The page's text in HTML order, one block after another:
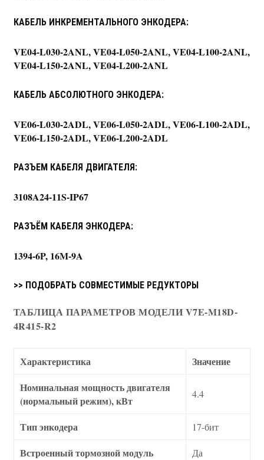
КАБЕЛЬ ИНКРЕМЕНТАЛЬНОГО ЭНКОДЕРА:
VE04-L030-2ANL, VE04-L050-2ANL, VE04-L100-2ANL,
VE04-L150-2ANL, VE04-L200-2ANL
КАБЕЛЬ АБСОЛЮТНОГО ЭНКОДЕРА:
VE06-L030-2ADL, VE06-L050-2ADL, VE06-L100-2ADL,
VE06-L150-2ADL, VE06-L200-2ADL
РАЗЪЕМ КАБЕЛЯ ДВИГАТЕЛЯ:
3108A24-11S-IP67
РАЗЪЁМ КАБЕЛЯ ЭНКОДЕРА:
1394-6P, 16M-9A
>> ПОДОБРАТЬ СОВМЕСТИМЫЕ РЕДУКТОРЫ
ТАБЛИЦА ПАРАМЕТРОВ МОДЕЛИ V7E-M18D-
4R415-R2
Характеристика
Значение
Номинальная мощность двигателя
(нормальный режим), кВт
4.4
Тип энкодера 17-бит
Встроенный тормозной модуль Да